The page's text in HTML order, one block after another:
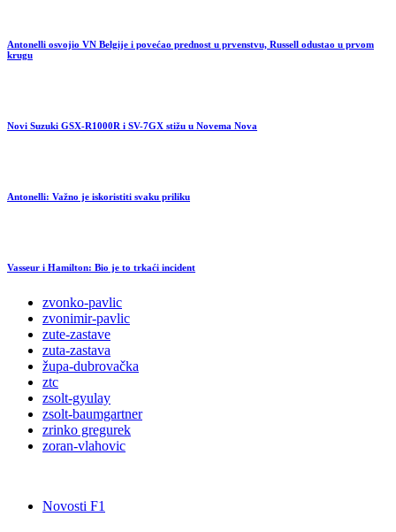
Antonelli osvojio VN Belgije i povećao prednost u prvenstvu, Russell odustao u prvom
krugu
Novi Suzuki GSX-R1000R i SV-7GX stižu u Novema Nova
Antonelli: Važno je iskoristiti svaku priliku
Vasseur i Hamilton: Bio je to trkaći incident
zvonko-pavlic
zvonimir-pavlic
zute-zastave
zuta-zastava
župa-dubrovačka
ztc
zsolt-gyulay
zsolt-baumgartner
zrinko gregurek
zoran-vlahovic
Novosti F1